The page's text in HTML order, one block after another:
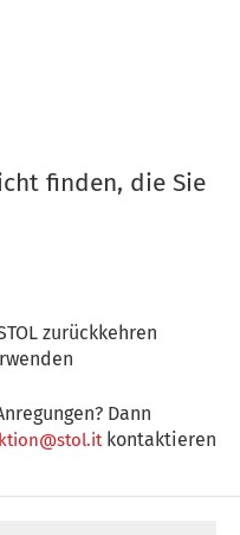
finden, die Sie
zurückkehren
Dann
kontaktieren